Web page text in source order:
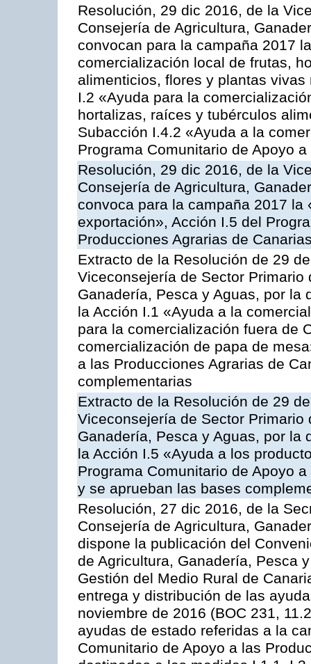
Resolución, 29 dic 2016, de la
Consejería de Agricultura,
convocan para la campaña 2017
comercialización local de frutas,
alimenticios, flores y plantas
I.2 «Ayuda para la
hortalizas, raíces y tubérculos
Subacción I.4.2 «Ayuda a la
Programa Comunitario de Apoyo
Resolución, 29 dic 2016, de la
Consejería de Agricultura,
convoca para la campaña 2017
exportación», Acción I.5 del
Producciones Agrarias de
Extracto de la Resolución de 29
Viceconsejería de Sector
Ganadería, Pesca y Aguas, por la
la Acción I.1 «Ayuda a la
para la comercialización fuera de
comercialización de papa de
a las Producciones Agrarias de
complementarias
Extracto de la Resolución de 29
Viceconsejería de Sector
Ganadería, Pesca y Aguas, por la
la Acción I.5 «Ayuda a los
Programa Comunitario de Apoyo
y se aprueban las bases
Resolución, 27 dic 2016, de la
Consejería de Agricultura,
dispone la publicación del
de Agricultura, Ganadería, Pesca
Gestión del Medio Rural de
entrega y distribución de las
noviembre de 2016 (BOC 231,
ayudas de estado referidas a la
Comunitario de Apoyo a las